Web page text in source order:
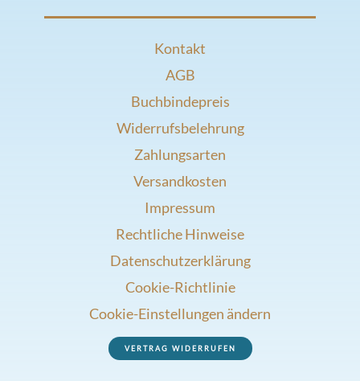
Kontakt
AGB
Buchbindepreis
Widerrufsbelehrung
Zahlungsarten
Versandkosten
Impressum
Rechtliche Hinweise
Datenschutzerklärung
Cookie-Richtlinie
Cookie-Einstellungen ändern
VERTRAG WIDERRUFEN